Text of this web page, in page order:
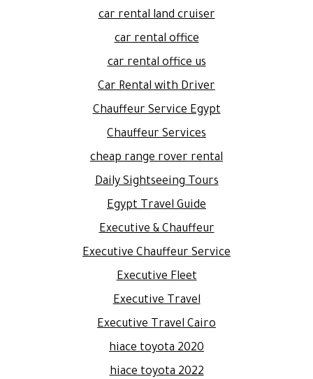
car rental land cruiser
car rental office
car rental office us
Car Rental with Driver
Chauffeur Service Egypt
Chauffeur Services
cheap range rover rental
Daily Sightseeing Tours
Egypt Travel Guide
Executive & Chauffeur
Executive Chauffeur Service
Executive Fleet
Executive Travel
Executive Travel Cairo
hiace toyota 2020
hiace toyota 2022